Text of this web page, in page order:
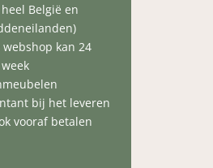
België en
kan 24
bij het leveren
vooraf betalen